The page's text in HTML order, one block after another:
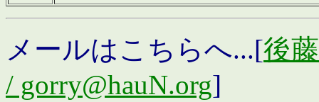
メールはこちらへ...[後
/ gorry@hauN.org]